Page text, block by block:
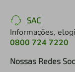
SAC
Informações,
0800 724 7220
Nossas Redes